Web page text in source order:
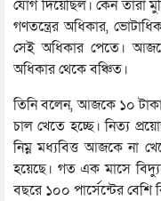
যোগ দিয়েছিল। কেন তারা
গণতন্ত্রের অধিকার,
সেই অধিকার পেতে।
অধিকার থেকে বঞ্চিত।
তিনি বলেন, আজকে ১০
চাল খেতে হচ্ছে। নিত্য
নিম্ন মধ্যবিত্ত আজকে না
হয়েছে। গত এক মাসে
বছরে ১০০ পার্সেন্টের বেশি